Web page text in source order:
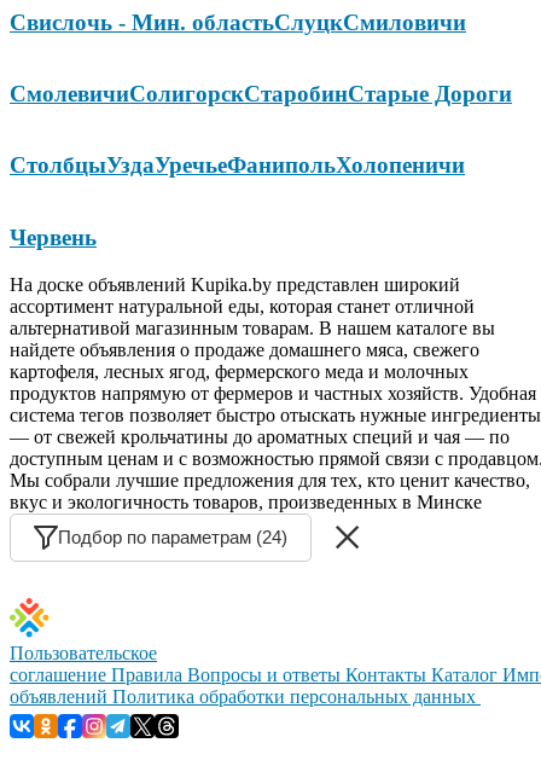
Свислочь - Мин. областьСлуцкСмиловичи
СмолевичиСолигорскСтаробинСтарые Дороги
СтолбцыУздаУречьеФанипольХолопеничи
Червень
На доске объявлений Kupika.by представлен широкий
ассортимент натуральной еды, которая станет отличной
альтернативой магазинным товарам. В нашем каталоге вы
найдете объявления о продаже домашнего мяса, свежего
картофеля, лесных ягод, фермерского меда и молочных
продуктов напрямую от фермеров и частных хозяйств. Удобная
система тегов позволяет быстро отыскать нужные ингредиенты
— от свежей крольчатины до ароматных специй и чая — по
доступным ценам и с возможностью прямой связи с
Мы собрали лучшие предложения для тех, кто ценит качество,
вкус и экологичность товаров, произведенных в Минске
Подбор по параметрам (24)
Пользовательское
соглашение Правила Вопросы и ответы Контакты Каталог
объявлений Политика обработки персональных данных